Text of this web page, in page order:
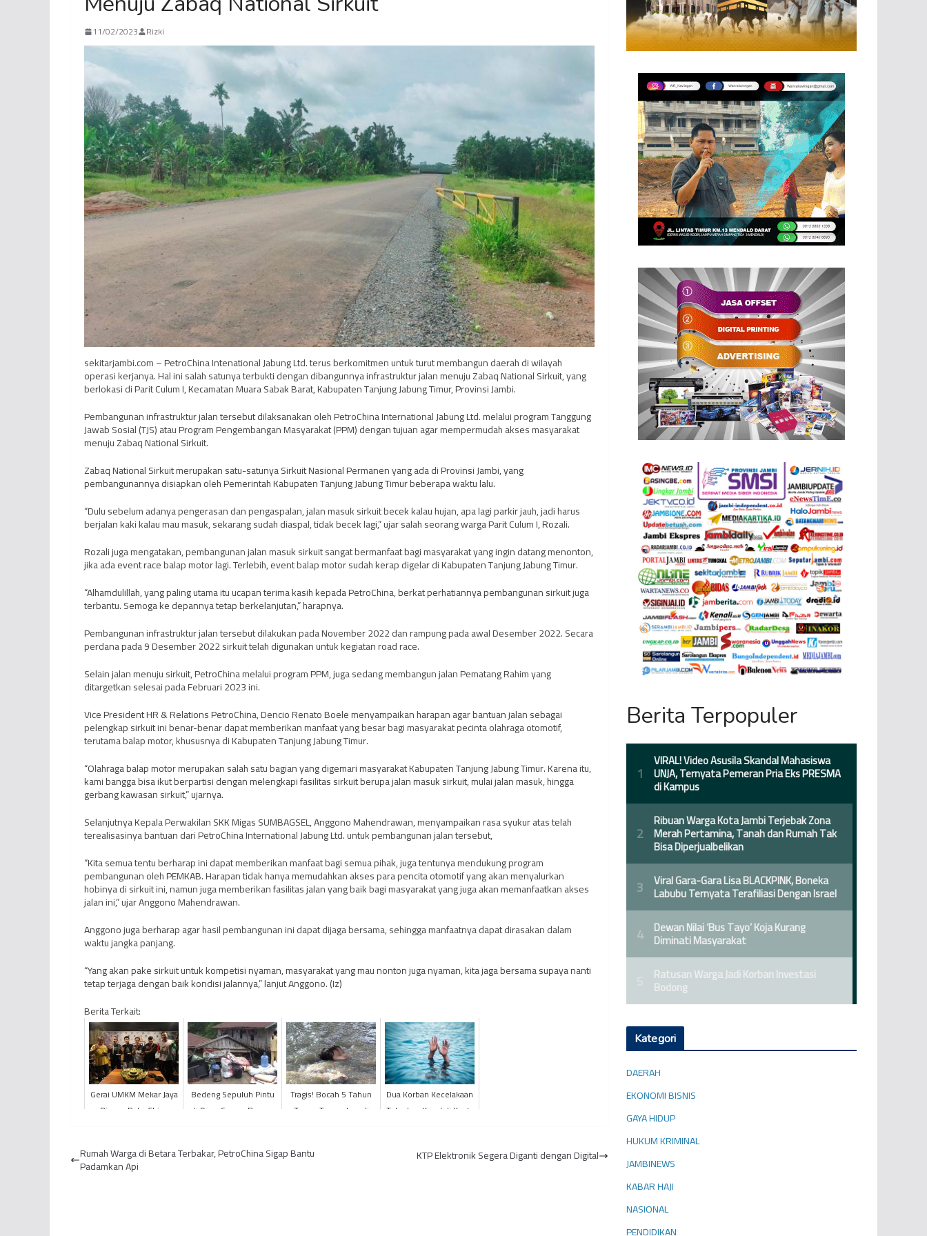
11/02/2023 Rizki
sekitarjambi.com – PetroChina Intenational Jabung Ltd. terus berkomitmen untuk turut membangun daerah di wilayah
operasi kerjanya. Hal ini salah satunya terbukti dengan dibangunnya infrastruktur jalan menuju Zabaq National Sirkuit, yang
berlokasi di Parit Culum I, Kecamatan Muara Sabak Barat, Kabupaten Tanjung Jabung Timur, Provinsi Jambi.
Pembangunan infrastruktur jalan tersebut dilaksanakan oleh PetroChina International Jabung Ltd. melalui program Tanggung
Jawab Sosial (TJS) atau Program Pengembangan Masyarakat (PPM) dengan tujuan agar mempermudah akses masyarakat
menuju Zabaq National Sirkuit.
Zabaq National Sirkuit merupakan satu-satunya Sirkuit Nasional Permanen yang ada di Provinsi Jambi, yang
pembangunannya disiapkan oleh Pemerintah Kabupaten Tanjung Jabung Timur beberapa waktu lalu.
“Dulu sebelum adanya pengerasan dan pengaspalan, jalan masuk sirkuit becek kalau hujan, apa lagi parkir jauh, jadi harus
berjalan kaki kalau mau masuk, sekarang sudah diaspal, tidak becek lagi,” ujar salah seorang warga Parit Culum I, Rozali.
Rozali juga mengatakan, pembangunan jalan masuk sirkuit sangat bermanfaat bagi masyarakat yang ingin datang menonton,
jika ada event race balap motor lagi. Terlebih, event balap motor sudah kerap digelar di Kabupaten Tanjung Jabung Timur.
“Alhamdulillah, yang paling utama itu ucapan terima kasih kepada PetroChina, berkat perhatiannya pembangunan sirkuit juga
terbantu. Semoga ke depannya tetap berkelanjutan,” harapnya.
Pembangunan infrastruktur jalan tersebut dilakukan pada November 2022 dan rampung pada awal Desember 2022. Secara
perdana pada 9 Desember 2022 sirkuit telah digunakan untuk kegiatan road race.
Selain jalan menuju sirkuit, PetroChina melalui program PPM, juga sedang membangun jalan Pematang Rahim yang
ditargetkan selesai pada Februari 2023 ini.
Vice President HR & Relations PetroChina, Dencio Renato Boele menyampaikan harapan agar bantuan jalan sebagai
pelengkap sirkuit ini benar-benar dapat memberikan manfaat yang besar bagi masyarakat pecinta olahraga otomotif,
terutama balap motor, khususnya di Kabupaten Tanjung Jabung Timur.
“Olahraga balap motor merupakan salah satu bagian yang digemari masyarakat Kabupaten Tanjung Jabung Timur. Karena itu,
kami bangga bisa ikut berpartisi dengan melengkapi fasilitas sirkuit berupa jalan masuk sirkuit, mulai jalan masuk, hingga
gerbang kawasan sirkuit,” ujarnya.
Selanjutnya Kepala Perwakilan SKK Migas SUMBAGSEL, Anggono Mahendrawan, menyampaikan rasa syukur atas telah
terealisasinya bantuan dari PetroChina International Jabung Ltd. untuk pembangunan jalan tersebut,
“Kita semua tentu berharap ini dapat memberikan manfaat bagi semua pihak, juga tentunya mendukung program
pembangunan oleh PEMKAB. Harapan tidak hanya memudahkan akses para pencita otomotif yang akan menyalurkan
hobinya di sirkuit ini, namun juga memberikan fasilitas jalan yang baik bagi masyarakat yang juga akan memanfaatkan akses
jalan ini,” ujar Anggono Mahendrawan.
Anggono juga berharap agar hasil pembangunan ini dapat dijaga bersama, sehingga manfaatnya dapat dirasakan dalam
waktu jangka panjang.
“Yang akan pake sirkuit untuk kompetisi nyaman, masyarakat yang mau nonton juga nyaman, kita jaga bersama supaya nanti
tetap terjaga dengan baik kondisi jalannya,” lanjut Anggono. (Iz)
Berita Terkait:
Gerai UMKM Mekar Jaya
Binaan PetroChina
Bedeng Sepuluh Pintu
di Desa Sarang Burung
Tragis! Bocah 5 Tahun
Tewas Tenggelam di
Dua Korban Kecelakaan
Tabrakan Kapal di Kuala
Rumah Warga di Betara Terbakar, PetroChina Sigap Bantu
Padamkan Api
KTP Elektronik Segera Diganti dengan Digital
Berita Terpopuler
Kategori
DAERAH
EKONOMI BISNIS
GAYA HIDUP
HUKUM KRIMINAL
JAMBINEWS
KABAR HAJI
NASIONAL
PENDIDIKAN